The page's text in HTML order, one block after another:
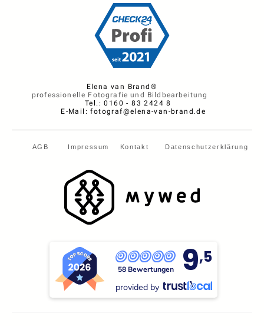
Elena van Brand®
professionelle Fotografie und Bildbearbeitung
Tel.: 0160 - 83 2424 8
E-Mail: fotograf@elena-van-brand.de
AGB Impressum Kontakt Datenschutzerklärung
58 Bewertungen 9,5
provided by